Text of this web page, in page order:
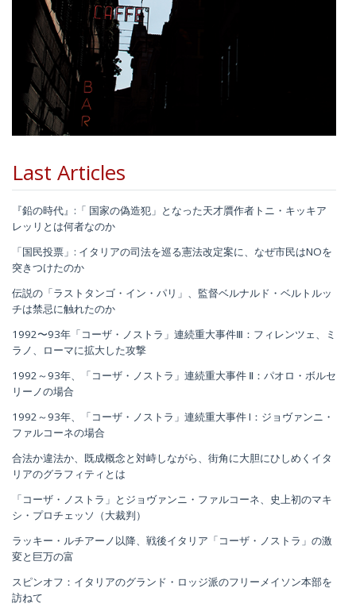
Last Articles
『鉛の時代』:「 国家の偽造犯」となった天才贋作者トニ・キッキア
レッリとは何者なのか
「国民投票」: イタリアの司法を巡る憲法改定案に、なぜ市民はNOを
突きつけたのか
伝説の「ラストタンゴ・イン・パリ」、監督ベルナルド・ベルトルッ
チは禁忌に触れたのか
1992〜93年「コーザ・ノストラ」連続重大事件Ⅲ：フィレンツェ、ミ
ラノ、ローマに拡大した攻撃
1992～93年、「コーザ・ノストラ」連続重大事件 Ⅱ：パオロ・ボルセ
リーノの場合
1992～93年、「コーザ・ノストラ」連続重大事件 I：ジョヴァンニ・
ファルコーネの場合
合法か違法か、既成概念と対峙しながら、街角に大胆にひしめくイタ
リアのグラフィティとは
「コーザ・ノストラ」とジョヴァンニ・ファルコーネ、史上初のマキ
シ・プロチェッソ（大裁判）
ラッキー・ルチアーノ以降、戦後イタリア「コーザ・ノストラ」の激
変と巨万の富
スピンオフ：イタリアのグランド・ロッジ派のフリーメイソン本部を
訪ねて